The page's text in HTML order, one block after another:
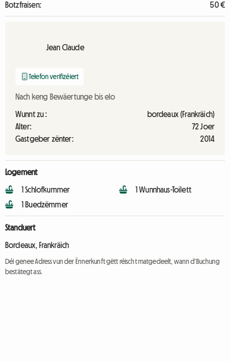
Botzfraisen:
50 €
Jean Claude
Telefon verifizéiert
Nach keng Bewäertunge bis elo
Wunnt zu :
bordeaux (Frankräich)
Alter:
72 Joer
Gastgeber zënter:
2014
Logement
1 Schlofkummer
1 Buedzëmmer
1 Wunnhaus-Toilett
Standuert
Bordeaux, Frankräich
Déi genee Adress vun der Ënnerkunft gëtt réischt matgedeelt, wann d'Buchung
bestätegt ass.